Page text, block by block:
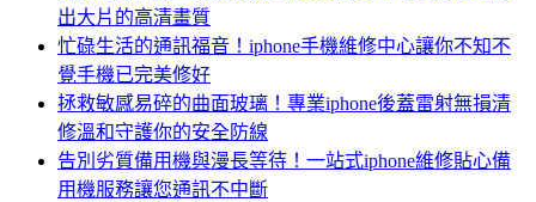
出大片的高清畫質
忙碌生活的通訊福音！iphone手機維修中心讓你不知不
覺手機已完美修好
拯救敏感易碎的曲面玻璃！專業iphone後蓋雷射無損清
修溫和守護你的安全防線
告別劣質備用機與漫長等待！一站式iphone維修貼心備
用機服務讓您通訊不中斷